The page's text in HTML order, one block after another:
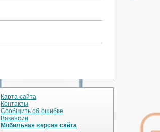
Карта сайта
Контакты
Сообщить об ошибке
Вакансии
Мобильная версия сайта